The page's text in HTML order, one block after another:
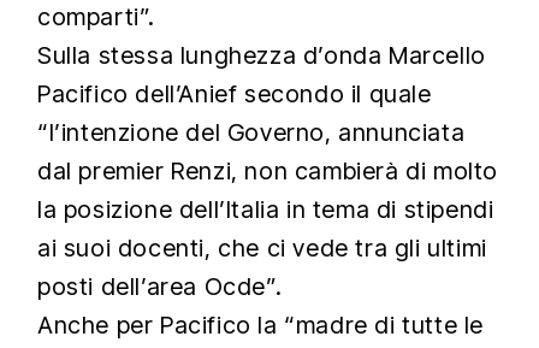
comparti”.
Sulla stessa lunghezza d’onda Marcello
Pacifico dell’Anief secondo il quale
“l’intenzione del Governo, annunciata
dal premier Renzi, non cambierà di molto
la posizione dell’Italia in tema di stipendi
ai suoi docenti, che ci vede tra gli ultimi
posti dell’area Ocde”.
Anche per Pacifico la “madre di tutte le